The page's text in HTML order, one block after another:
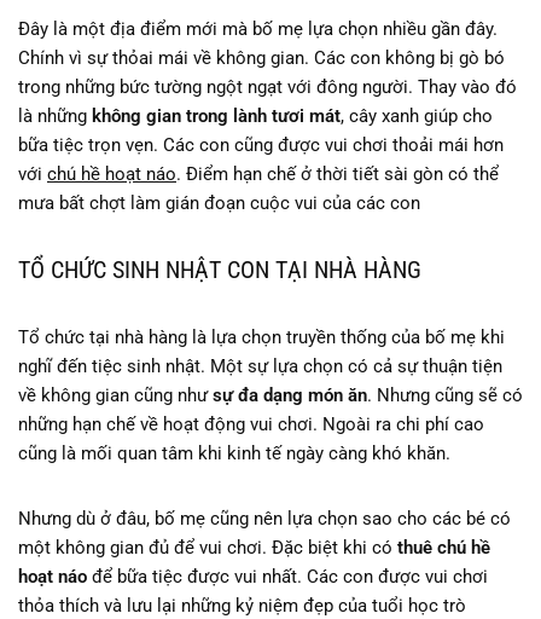
Đây là một địa điểm mới mà bố mẹ lựa chọn nhiều gần đây.
Chính vì sự thỏai mái về không gian. Các con không bị gò bó
trong những bức tường ngột ngạt với đông người. Thay vào đó
là những không gian trong lành tươi mát, cây xanh giúp cho
bữa tiệc trọn vẹn. Các con cũng được vui chơi thoải mái hơn
với chú hề hoạt náo. Điểm hạn chế ở thời tiết sài gòn có thể
mưa bất chợt làm gián đoạn cuộc vui của các con
TỔ CHỨC SINH NHẬT CON TẠI NHÀ HÀNG
Tổ chức tại nhà hàng là lựa chọn truyền thống của bố mẹ khi
nghĩ đến tiệc sinh nhật. Một sự lựa chọn có cả sự thuận tiện
về không gian cũng nhưsự đa dạng món ăn. Nhưng cũng sẽ có
những hạn chế về hoạt động vui chơi. Ngoài ra chi phí cao
cũng là mối quan tâm khi kinh tế ngày càng khó khăn.
Nhưng dù ở đâu, bố mẹ cũng nên lựa chọn sao cho các bé có
một không gian đủ để vui chơi. Đặc biệt khi có thuê chú hề
hoạt náo để bữa tiệc được vui nhất. Các con được vui chơi
thỏa thích và lưu lại những kỷ niệm đẹp của tuổi học trò